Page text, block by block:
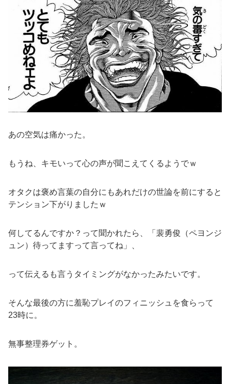
あの空気は痛かった。
もうね、キモいって心の声が聞こえてくるようでｗ
オタクは褒め言葉の自分にもあれだけの世論を前にすると
テンション下がりましたｗ
何してるんですか？って聞かれたら、「裴勇俊（ペヨンジ
ュン）待ってますって言ってね」、
って伝えるも言うタイミングがなかったみたいです。
そんな最後の方に羞恥プレイのフィニッシュを食らって
23時に。
無事整理券ゲット。